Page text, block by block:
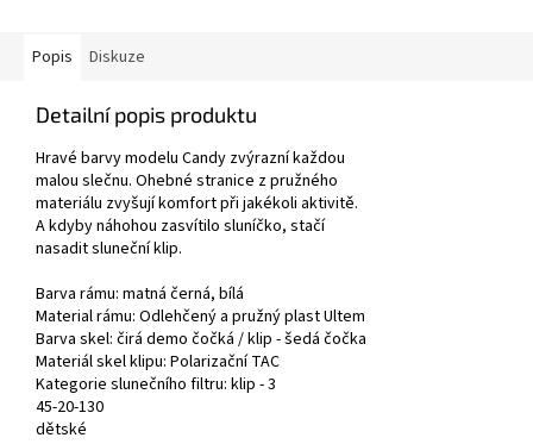
Popis Diskuze
Detailní popis produktu
Hravé barvy modelu Candy zvýrazní každou
malou slečnu. Ohebné stranice z pružného
materiálu zvyšují komfort při jakékoli aktivitě.
A kdyby náhohou zasvítilo sluníčko, stačí
nasadit sluneční klip.
Barva rámu: matná černá, bílá
Material rámu: Odlehčený a pružný plast Ultem
Barva skel: čirá demo čočká / klip - šedá čočka
Materiál skel klipu: Polarizační TAC
Kategorie slunečního filtru: klip - 3
45-20-130
dětské